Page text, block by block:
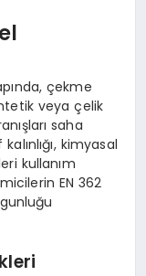
çekme
veya çelik
saha
kimyasal
kullanım
EN 362